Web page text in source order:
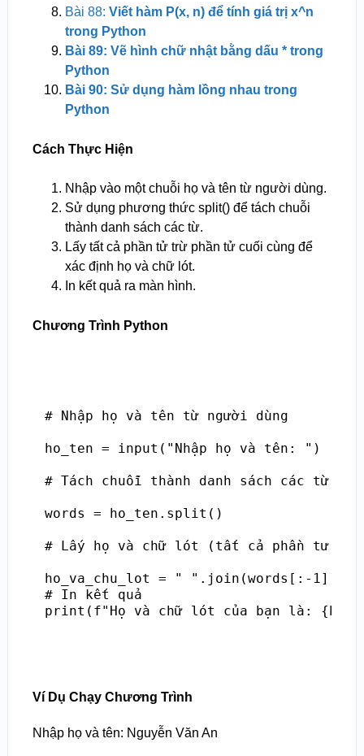
Bài 88: Viết hàm P(x, n) để tính giá trị x^n
trong Python
Bài 89: Vẽ hình chữ nhật bằng dấu * trong
Python
Bài 90: Sử dụng hàm lồng nhau trong
Python
Cách Thực Hiện
Nhập vào một chuỗi họ và tên từ người dùng.
Sử dụng phương thức split() để tách chuỗi
thành danh sách các từ.
Lấy tất cả phần tử trừ phần tử cuối cùng để
xác định họ và chữ lót.
In kết quả ra màn hình.
Chương Trình Python
# Nhập họ và tên từ người dùng
ho_ten = input("Nhập họ và tên: ")
# Tách chuỗi thành danh sách các từ
words = ho_ten.split()
# Lấy họ và chữ lót (tất cả phần tử trừ
ho_va_chu_lot = " ".join(words[:-1])
# In kết quả
print(f"Họ và chữ lót của bạn là:
Ví Dụ Chạy Chương Trình
Nhập họ và tên: Nguyễn Văn An